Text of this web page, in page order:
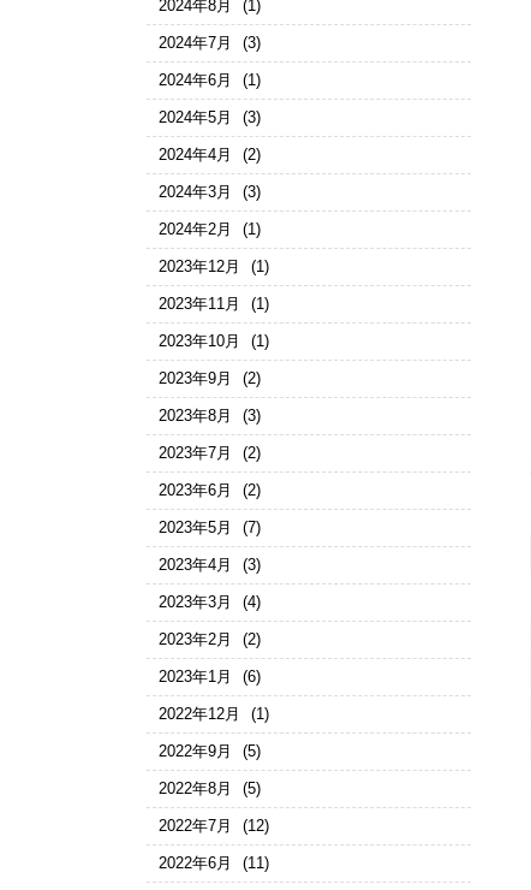
2024年8月 (1)
2024年7月 (3)
2024年6月 (1)
2024年5月 (3)
2024年4月 (2)
2024年3月 (3)
2024年2月 (1)
2023年12月 (1)
2023年11月 (1)
2023年10月 (1)
2023年9月 (2)
2023年8月 (3)
2023年7月 (2)
2023年6月 (2)
2023年5月 (7)
2023年4月 (3)
2023年3月 (4)
2023年2月 (2)
2023年1月 (6)
2022年12月 (1)
2022年9月 (5)
2022年8月 (5)
2022年7月 (12)
2022年6月 (11)